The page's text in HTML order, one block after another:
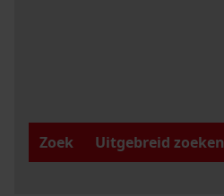
Zoek
Uitgebreid zoeken